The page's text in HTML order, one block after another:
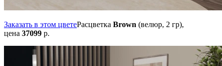
Заказать в этом цветеРасцветка Brown (велюр, 2 гр),
цена 37099 р.